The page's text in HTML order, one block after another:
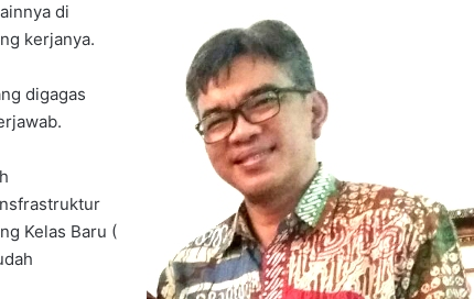
di
kerjanya.
digagas
Kelas Baru (